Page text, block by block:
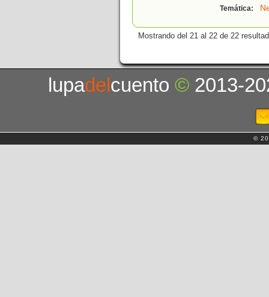
Temática:
Mostrando del 21 al 22 de 22
lupadelcuento© 2013-
©